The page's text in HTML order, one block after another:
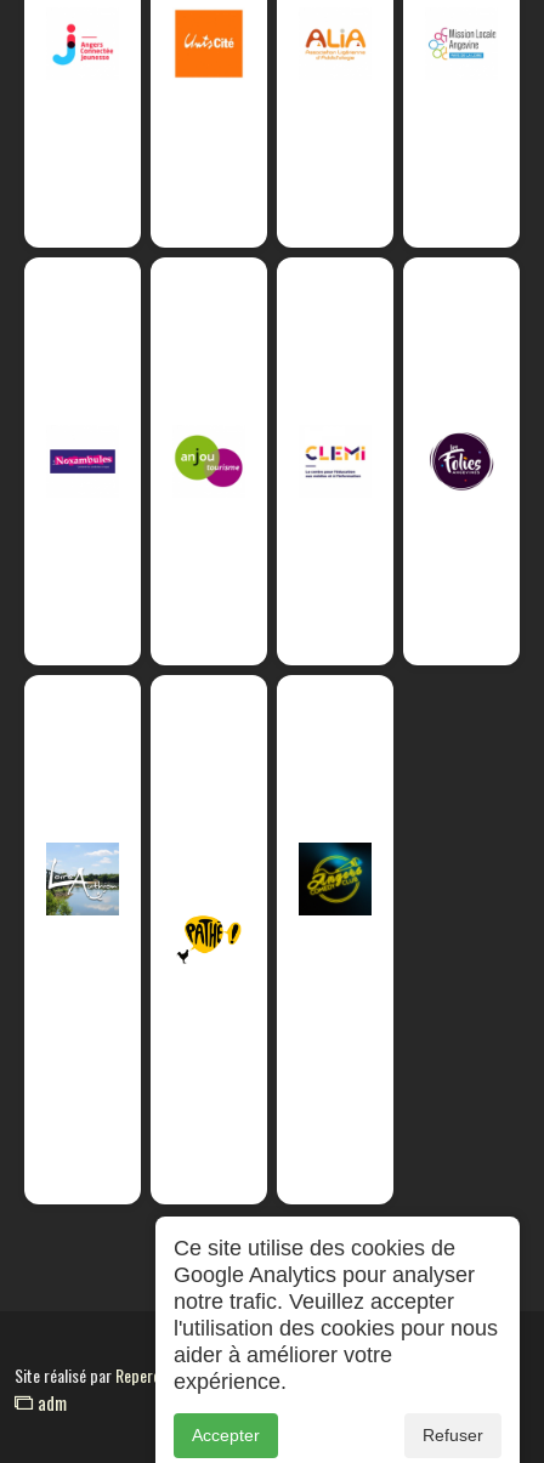
Site réalisé parRepereCom
adm
Ce site utilise des cookies de
Google Analytics pour analyser
notre trafic. Veuillez accepter
l'utilisation des cookies pour nous
aider à améliorer votre
expérience.
Accepter Refuser